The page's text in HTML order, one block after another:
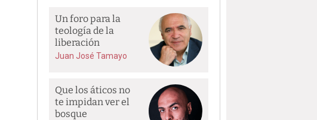
Un foro para la
teología de la
liberación
Juan José Tamayo
Que los áticos no
te impidan ver el
bosque